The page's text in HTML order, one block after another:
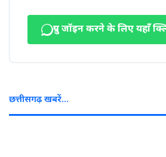
ग्रुप जॉइन करने के लिए यहाँ
छत्तीसगढ़ खबरें…